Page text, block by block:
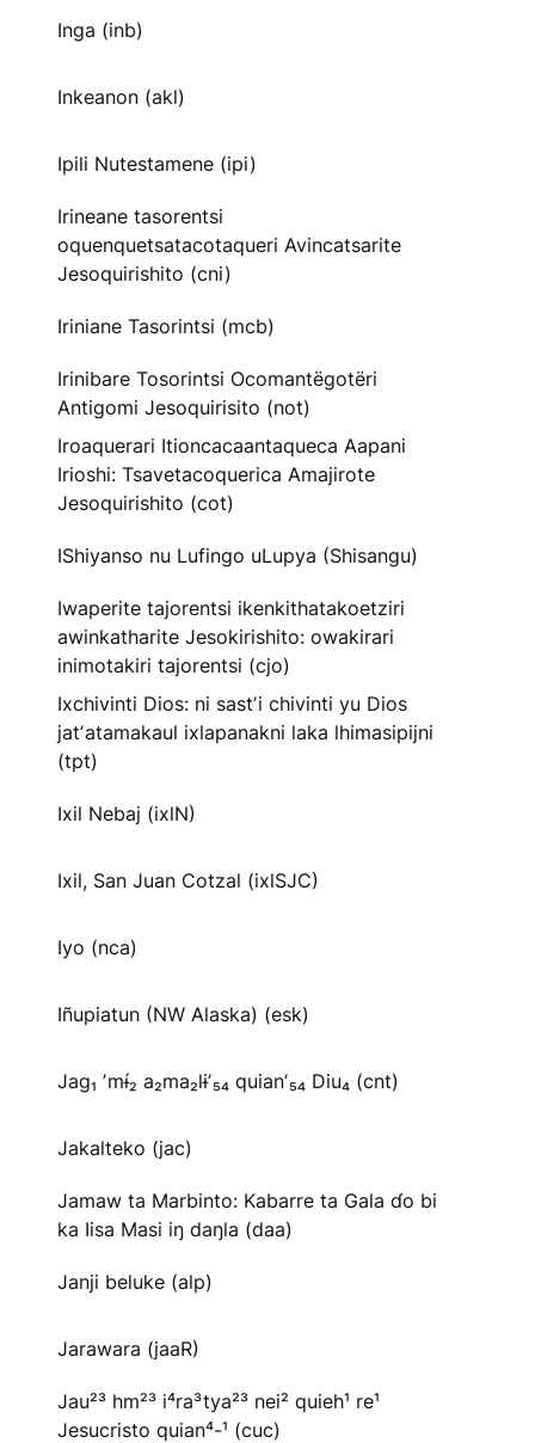
Inga (inb)
Inkeanon (akl)
Ipili Nutestamene (ipi)
Irineane tasorentsi
oquenquetsatacotaqueri Avincatsarite
Jesoquirishito (cni)
Iriniane Tasorintsi (mcb)
Irinibare Tosorintsi Ocomantëgotëri
Antigomi Jesoquirisito (not)
Iroaquerari Itioncacaantaqueca Aapani
Irioshi: Tsavetacoquerica Amajirote
Jesoquirishito (cot)
IShiyanso nu Lufingo uLupya (Shisangu)
Iwaperite tajorentsi ikenkithatakoetziri
awinkatharite Jesokirishito: owakirari
inimotakiri tajorentsi (cjo)
Ixchivinti Dios: ni sastʼi chivinti yu Dios
jatʼatamakaul ixlapanakni laka lhimasipijni
(tpt)
Ixil Nebaj (ixlN)
Ixil, San Juan Cotzal (ixlSJC)
Iyo (nca)
Iñupiatun (NW Alaska) (esk)
Jag₁ ʼmɨ́₂ a₂ma₂lɨʼ₅₄ quianʼ₅₄ Diu₄ (cnt)
Jakalteko (jac)
Jamaw ta Marbinto: Kabarre ta Gala ɗo bi
ka Iisa Masi iŋ daŋla (daa)
Janji beluke (alp)
Jarawara (jaaR)
Jau²³ hm²³ i⁴ra³tya²³ nei² quieh¹ re¹
Jesucristo quian⁴-¹ (cuc)